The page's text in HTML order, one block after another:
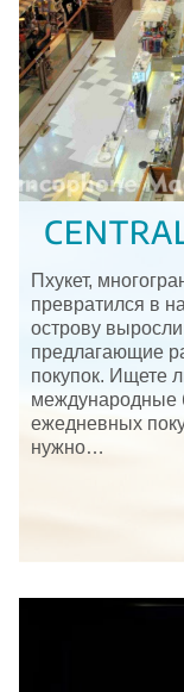
Пхукет,
превратился в
острову
предлагающие
покупок. Ищете
международные
ежедневных
нужно…